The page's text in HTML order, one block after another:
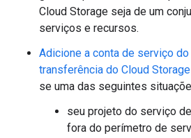
Cloud Storage seja de um
serviços e recursos.
Adicione a conta de serviço
transferência do Cloud
se uma das seguintes
seu projeto do serviço
fora do perímetro de